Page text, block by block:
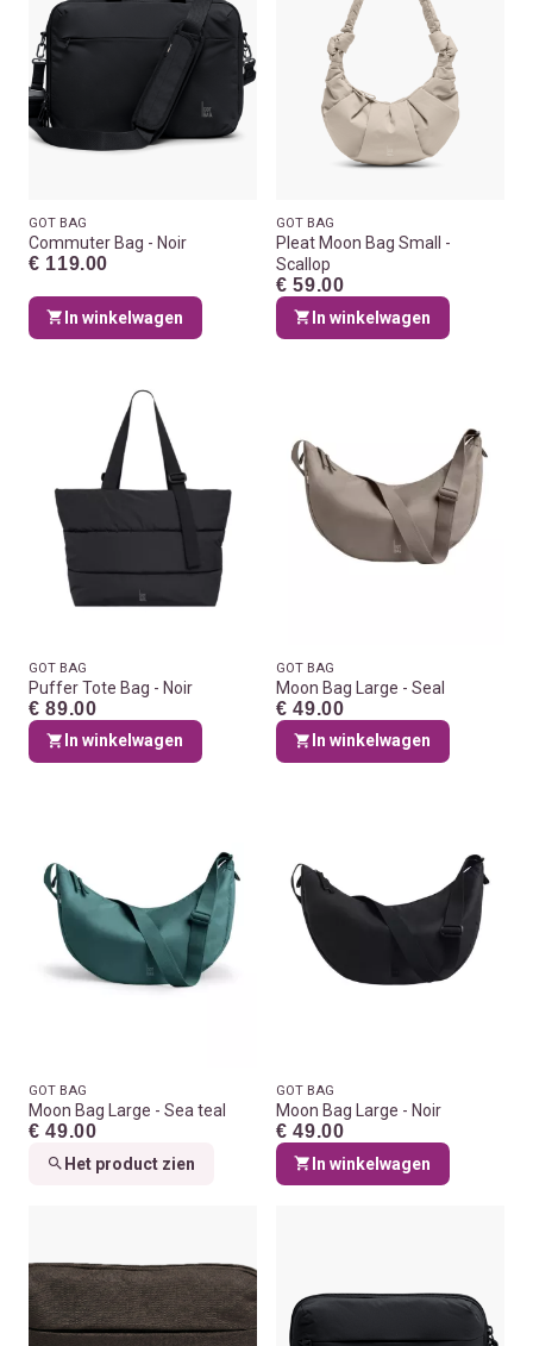
GOT BAG
Commuter Bag - Noir
€ 119.00
In winkelwagen
GOT BAG
Pleat Moon Bag Small -
Scallop
€ 59.00
In winkelwagen
GOT BAG
Puffer Tote Bag - Noir
€ 89.00
In winkelwagen
GOT BAG
Moon Bag Large - Seal
€ 49.00
In winkelwagen
GOT BAG
Moon Bag Large - Sea teal
€ 49.00
Het product zien
GOT BAG
Moon Bag Large - Noir
€ 49.00
In winkelwagen